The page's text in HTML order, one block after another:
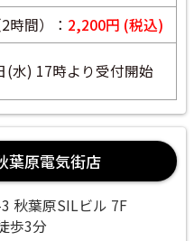
時間）： 2,200円 (税込)
(水) 17時より受付開始
葉原電気街店
秋葉原SILビル 7F
歩3分